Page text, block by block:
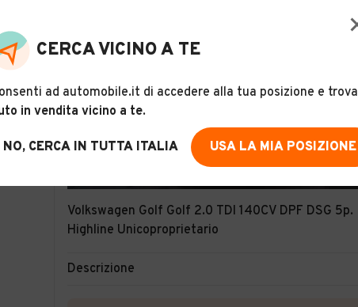
Volkswagen Golf Golf 2.0 TDI 140CV DPF DSG 5p.
Highline Unicoproprietario
Descrizione
CERCA VICINO A TE
ad automobile.it di accedere alla tua posizione e trova
in vendita vicino a te.
NO, CERCA IN TUTTA ITALIA USA LA MIA POSIZIONE